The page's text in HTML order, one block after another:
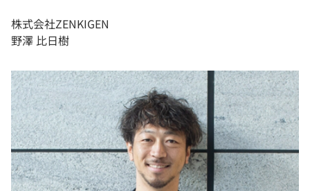
株式会社ZENKIGEN
野澤 比日樹